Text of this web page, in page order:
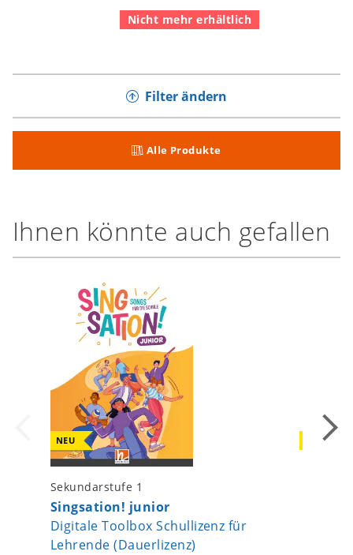
Nicht mehr erhältlich
Filter ändern
Alle Produkte
Ihnen könnte auch gefallen
NEU
Sekundarstufe 1
Singsation! junior
Digitale Toolbox Schullizenz für
Lehrende (Dauerlizenz)
NEU